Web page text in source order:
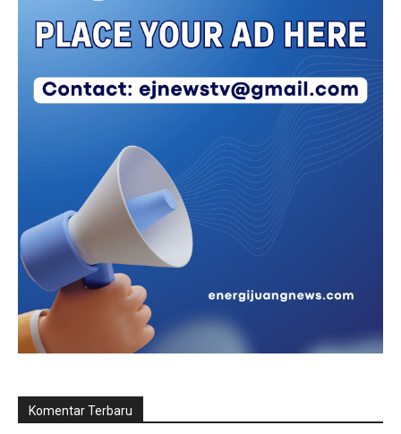
Komentar Terbaru